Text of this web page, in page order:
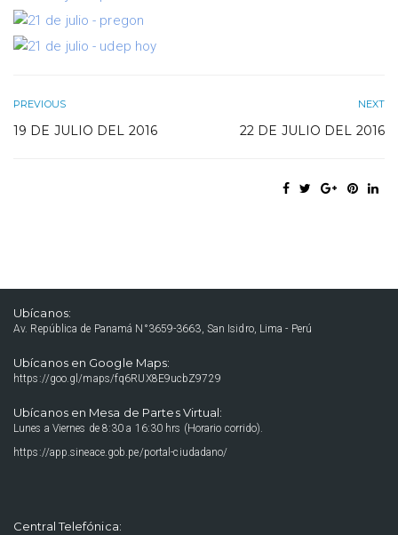
PREVIOUS
19 DE JULIO DEL 2016
NEXT
22 DE JULIO DEL 2016
Ubícanos:
Av. República de Panamá N°3659-3663, San Isidro, Lima - Perú
Ubícanos en Google Maps:
https://goo.gl/maps/fq6RUX8E9ucbZ9729
Ubícanos en Mesa de Partes Virtual:
Lunes a Viernes de 8:30 a 16:30 hrs (Horario corrido).
https://app.sineace.gob.pe/portal-ciudadano/
Central Telefónica: